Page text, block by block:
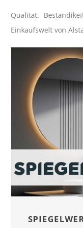
Qualität,
Einkaufswelt von